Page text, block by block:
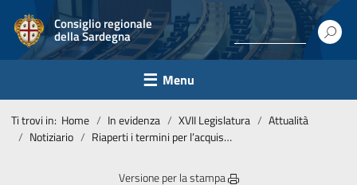
Consiglio regionale
della Sardegna
Menu
Ti trovi in: Home In evidenza XVII Legislatura
Attualità
Notiziario
Riaperti i termini per l’acquisizione delle candidature per l’elezione delle componenti la Commissione regionale per la realizzazione della parità tra uomini e donne di cui alla legge regionale 13 giugno 1989, n. 39
Versione per la stampa